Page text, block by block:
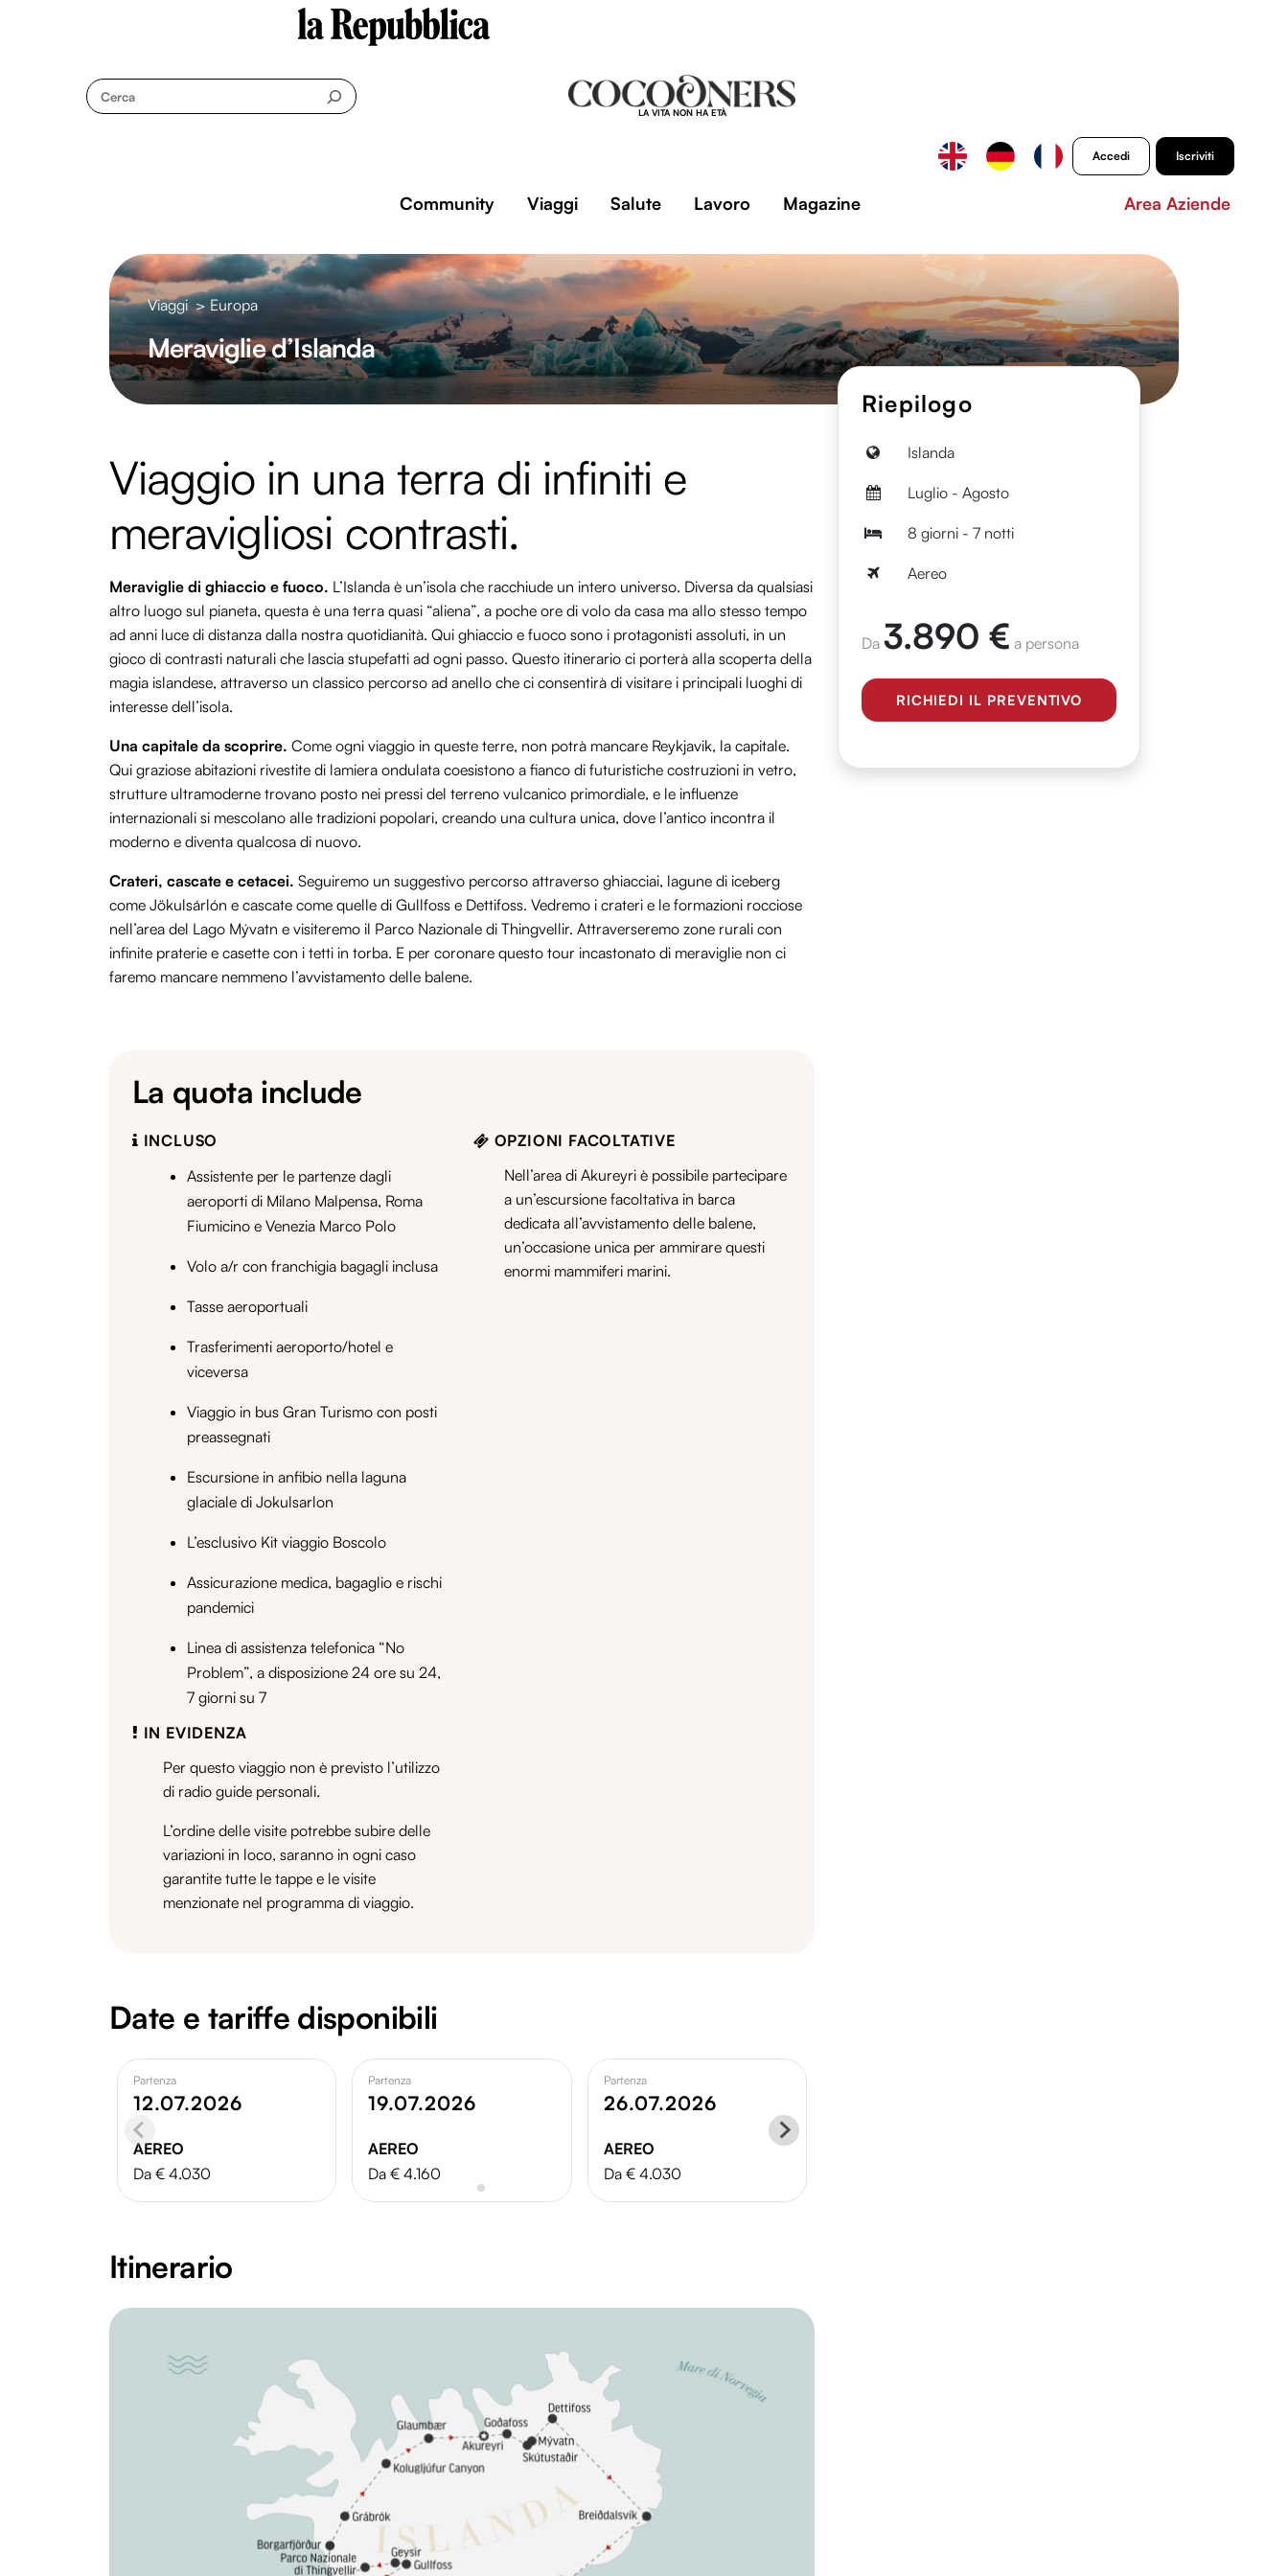
Cerca
LA VITA NON HA ETÀ
Accedi Iscriviti
Community Viaggi Salute Lavoro Magazine Area Aziende
Viaggi > Europa
Meraviglie d’Islanda
Viaggio in una terra di infiniti e
meravigliosi contrasti.
Meraviglie di ghiaccio e fuoco. L’Islanda è un’isola che racchiude un intero universo. Diversa da qualsiasi
altro luogo sul pianeta, questa è una terra quasi “aliena”, a poche ore di volo da casa ma allo stesso tempo
ad anni luce di distanza dalla nostra quotidianità. Qui ghiaccio e fuoco sono i protagonisti assoluti, in un
gioco di contrasti naturali che lascia stupefatti ad ogni passo. Questo itinerario ci porterà alla scoperta della
magia islandese, attraverso un classico percorso ad anello che ci consentirà di visitare i principali luoghi di
interesse dell’isola.
Una capitale da scoprire. Come ogni viaggio in queste terre, non potrà mancare Reykjavik, la capitale.
Qui graziose abitazioni rivestite di lamiera ondulata coesistono a fianco di futuristiche costruzioni in vetro,
strutture ultramoderne trovano posto nei pressi del terreno vulcanico primordiale, e le influenze
internazionali si mescolano alle tradizioni popolari, creando una cultura unica, dove l’antico incontra il
moderno e diventa qualcosa di nuovo.
Crateri, cascate e cetacei. Seguiremo un suggestivo percorso attraverso ghiacciai, lagune di iceberg
come Jökulsárlón e cascate come quelle di Gullfoss e Dettifoss. Vedremo i crateri e le formazioni rocciose
nell’area del Lago Mývatn e visiteremo il Parco Nazionale di Thingvellir. Attraverseremo zone rurali con
infinite praterie e casette con i tetti in torba. E per coronare questo tour incastonato di meraviglie non ci
faremo mancare nemmeno l’avvistamento delle balene.
La quota include
INCLUSO
Assistente per le partenze dagli
aeroporti di Milano Malpensa, Roma
Fiumicino e Venezia Marco Polo
Volo a/r con franchigia bagagli inclusa
Tasse aeroportuali
Trasferimenti aeroporto/hotel e
viceversa
Viaggio in bus Gran Turismo con posti
preassegnati
Escursione in anfibio nella laguna
glaciale di Jokulsarlon
L’esclusivo Kit viaggio Boscolo
Assicurazione medica, bagaglio e rischi
pandemici
Linea di assistenza telefonica “No
Problem”, a disposizione 24 ore su 24,
7 giorni su 7
OPZIONI FACOLTATIVE
Nell’area di Akureyri è possibile partecipare
a un’escursione facoltativa in barca
dedicata all’avvistamento delle balene,
un’occasione unica per ammirare questi
enormi mammiferi marini.
IN EVIDENZA
Per questo viaggio non è previsto l’utilizzo
di radio guide personali.
L’ordine delle visite potrebbe subire delle
variazioni in loco, saranno in ogni caso
garantite tutte le tappe e le visite
menzionate nel programma di viaggio.
Date e tariffe disponibili
Partenza
12.07.2026
AEREO
Da € 4.030
Partenza
19.07.2026
AEREO
Da € 4.160
Partenza
26.07.2026
AEREO
Da € 4.030
Itinerario
Riepilogo
Islanda
Luglio - Agosto
8 giorni - 7 notti
Aereo
Da 3.890 € a persona
RICHIEDI IL PREVENTIVO